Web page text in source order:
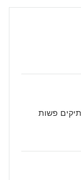
תיקים פשות